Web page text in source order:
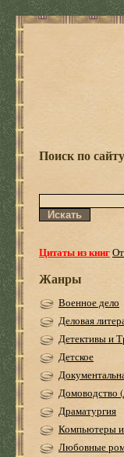
Поиск по сайту
Цитаты из книг
Жанры
Военное дело
Деловая
Детективы и
Детское
Домоводство
Драматургия
Компьютеры
Любовные